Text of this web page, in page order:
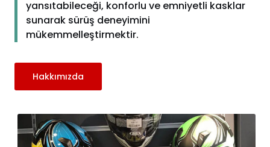
yansıtabileceği, konforlu ve emniyetli kasklar
sunarak sürüş deneyimini
mükemmelleştirmektir.
Hakkımızda